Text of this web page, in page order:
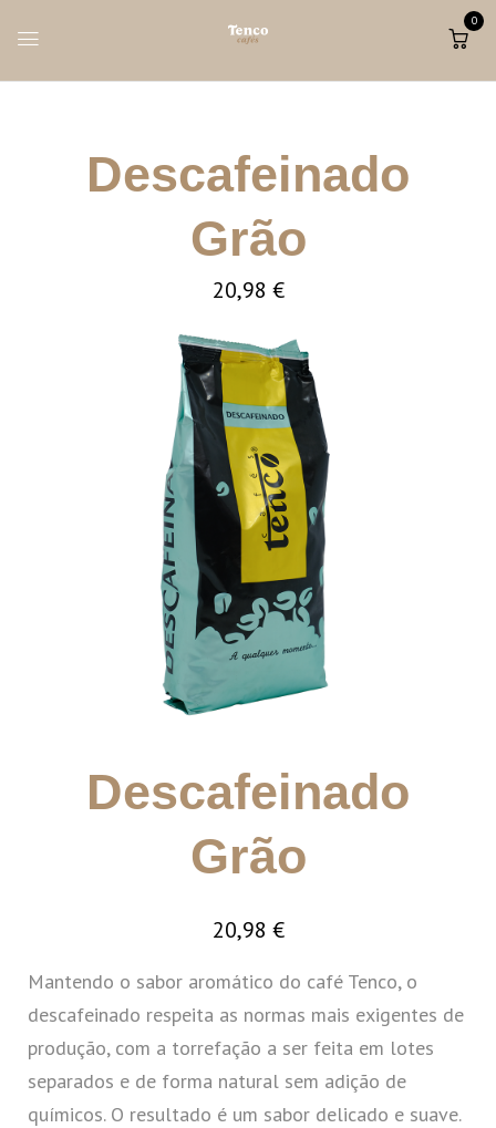
0
Descafeinado
Grão
20,98 €
Descafeinado
Grão
20,98 €
Mantendo o sabor aromático do café Tenco, o
descafeinado respeita as normas mais exigentes de
produção, com a torrefação a ser feita em lotes
separados e de forma natural sem adição de
químicos. O resultado é um sabor delicado e suave.